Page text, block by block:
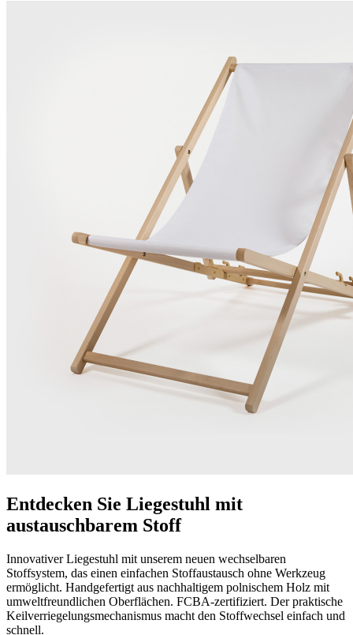
Entdecken Sie Liegestuhl mit
austauschbarem Stoff
Innovativer Liegestuhl mit unserem neuen wechselbaren
Stoffsystem, das einen einfachen Stoffaustausch ohne Werkzeug
ermöglicht. Handgefertigt aus nachhaltigem polnischem Holz mit
umweltfreundlichen Oberflächen. FCBA-zertifiziert. Der praktische
Keilverriegelungsmechanismus macht den Stoffwechsel einfach und
schnell.